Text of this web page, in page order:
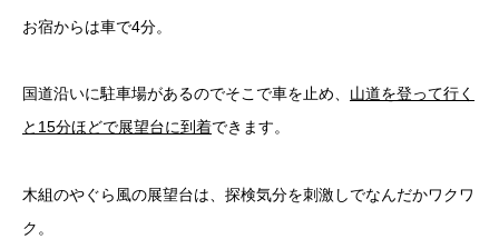
お宿からは車で4分。
国道沿いに駐車場があるのでそこで車を止め、 山道を登って行く
と15分ほどで展望台に到着できます。
木組のやぐら風の展望台は、探検気分を刺激しでなんだかワクワ
ク。